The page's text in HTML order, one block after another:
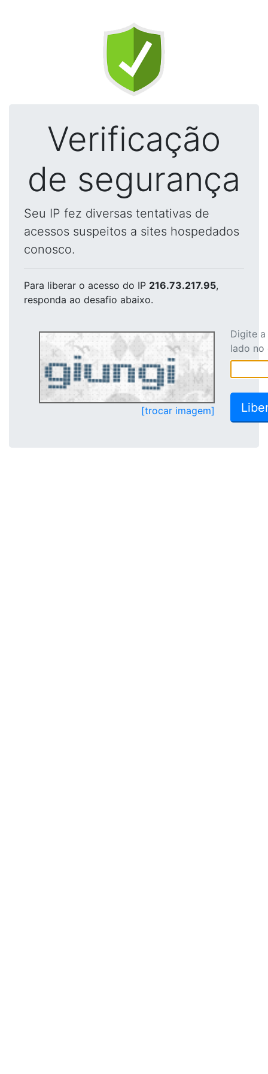
Verificação
de segurança
Seu IP fez diversas tentativas de
acessos suspeitos a sites hospedados
conosco.
Para liberar o acesso do IP 216.73.217.95,
responda ao desafio abaixo.
[trocar imagem]
Digite
lado no